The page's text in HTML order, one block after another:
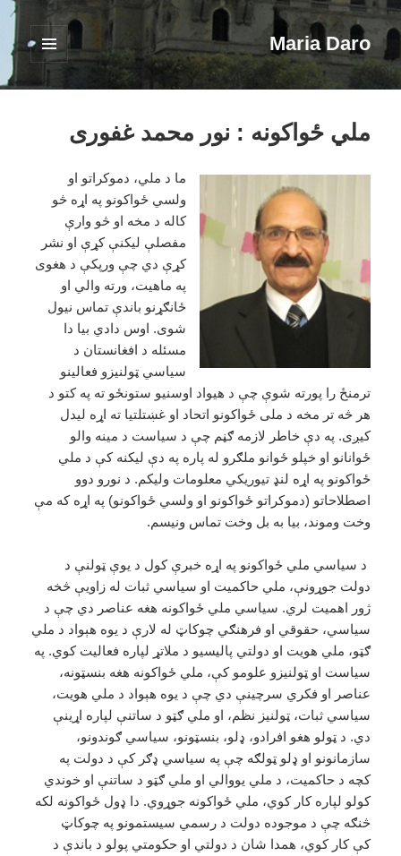
Maria Daro
فهرست
ابزارک‌ها
ملي ځواکونه : نور محمد غفوری
ما د ملي، دموکراتو او
ولسي ځواکونو په اړه څو
کاله د مخه او څو وارې
مفصلې لیکنې کړې او نشر
کړې دي چې ورپکې د هغوی
په ماهیت، ورته والي او
ځانګړنو باندې تماس نیول
شوی. اوس دادي بیا دا
مسئله د افغانستان د
سیاسي ټولنیزو فعالینو
ترمنځ را پورته شوې چې د هیواد اوسنیو ستونځو ته په کتو د
هر څه تر مخه د ملی ځواکونو اتحاد او غښتلتیا ته اړه لیدل
کیږی. په دې خاطر لازمه ګڼم چې د سیاست د مینه والو
ځوانانو او خپلو ځوانو ملګرو له پاره په دې لیکنه کې د ملي
ځواکونو په اړه لنډ تیوریکي معلومات ولیکم. د نورو دوو
اصطلاحاتو (دموکراتو ځواکونو او ولسي ځواکونو) په اړه که مې
وخت وموند، بیا به بل وخت تماس ونیسم.
د سیاسي ملي ځواکونو په اړه خبرې کول د یوې ټولنې د
دولت‌ جوړونې، ملي حاکمیت او سیاسي ثبات له زاویې څخه
ژور اهمیت لري. سیاسي ملي ځواکونه هغه عناصر دي چې د
سیاسي، حقوقي او فرهنګي چوکاټ له لارې د یوه هېواد د ملي
ګټو، ملي هویت او دولتي پالیسیو د ملاتړ لپاره فعالیت کوي. په
سیاست او ټولنیزو علومو کې، ملي ځواکونه هغه بنسټونه،
عناصر او فکري سرچینې دي چې د یوه هېواد د ملي هویت،
سیاسي ثبات، ټولنیز نظم، او ملي ګټو د ساتنې لپاره اړينې
دي. د ټولو هغو افرادو، ډلو، بنسټونو، سیاسي ګوندونو،
سازمانونو او ډلو ټولګه چې په سیاسي ډګر کې د دولت په
کچه د حاکمیت، د ملي یووالي او ملي ګټو د ساتنې او خوندي
کولو لپاره کار کوي، ملي ځواکونه جوړوي. دا ډول ځواکونه لکه
څنګه چې د موجوده دولت د رسمي سیستمونو په چوکاټ
کې کار کوي، همدا شان د دولتي او حکومتي پولو د باندې د